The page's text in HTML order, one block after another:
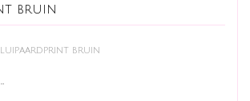
bruin
luipaardprint bruin